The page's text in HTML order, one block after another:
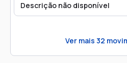
Descrição não disponível
Ver mais 32